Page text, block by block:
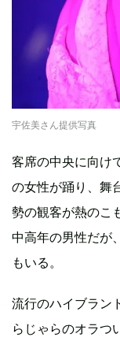
宇佐美さん提供写真
客席の中央に向け
の女性が踊り、舞
勢の観客が熱のこ
中高年の男性だが
もいる。
流行のハイブラン
らじゃらのオラつ